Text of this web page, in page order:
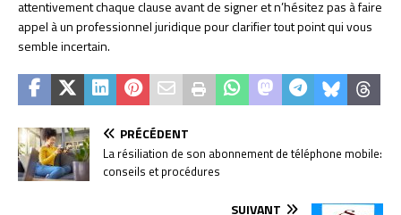
attentivement chaque clause avant de signer et n’hésitez pas à faire
appel à un professionnel juridique pour clarifier tout point qui vous
semble incertain.
PRÉCÉDENT
La résiliation de son abonnement de téléphone mobile:
conseils et procédures
SUIVANT